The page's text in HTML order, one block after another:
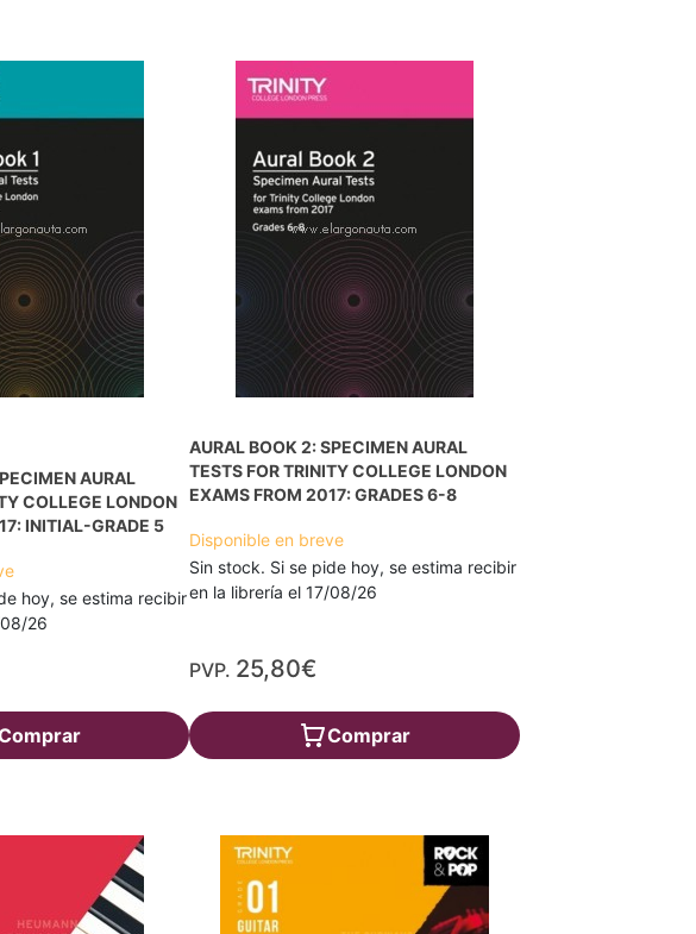
AURAL
COLLEGE LONDON
INITIAL-GRADE 5
hoy, se estima recibir
26
AURAL BOOK 2: SPECIMEN AURAL
TESTS FOR TRINITY COLLEGE LONDON
EXAMS FROM 2017: GRADES 6-8
Disponible en breve
Sin stock. Si se pide hoy, se estima recibir
en la librería el 17/08/26
PVP. 25,80€
Comprar